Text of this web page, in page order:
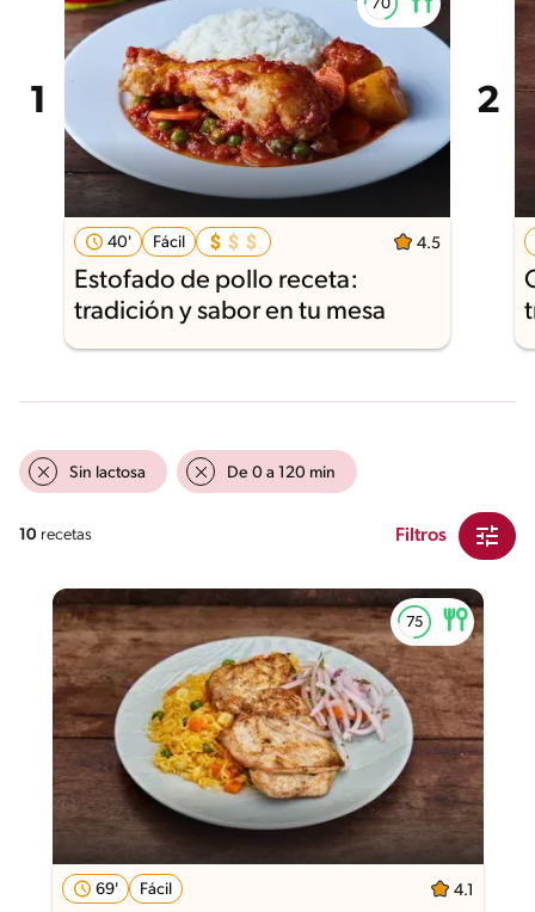
40' Fácil 4.5
Estofado de pollo receta:
tradición y sabor en tu mesa
Sin lactosa De 0 a 120 min
10 recetas Filtros
69' Fácil 4.1